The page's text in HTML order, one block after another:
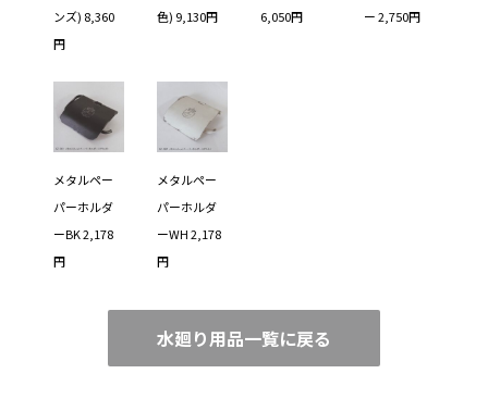
ンズ) 8,360
円
色) 9,130円
6,050円
ー 2,750円
メタルペー
パーホルダ
ーBK 2,178
円
メタルペー
パーホルダ
ーWH 2,178
円
水廻り用品一覧に戻る